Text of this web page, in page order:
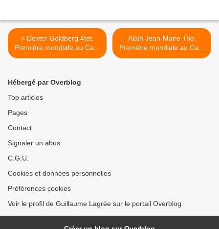
< Dexter Goldberg 4tet.
Première mondiale au Café
Laurent
Alain Jean-Marie Trio.
Première mondiale au Café
Laurent >
Hébergé par Overblog
Top articles
Pages
Contact
Signaler un abus
C.G.U.
Cookies et données personnelles
Préférences cookies
Voir le profil de Guillaume Lagrée sur le portail Overblog